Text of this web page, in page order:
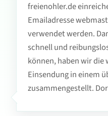
freienohler.de
Emailadresse
verwendet werden.
schnell und
können, haben wir
Einsendung in einem
zusammengestellt.